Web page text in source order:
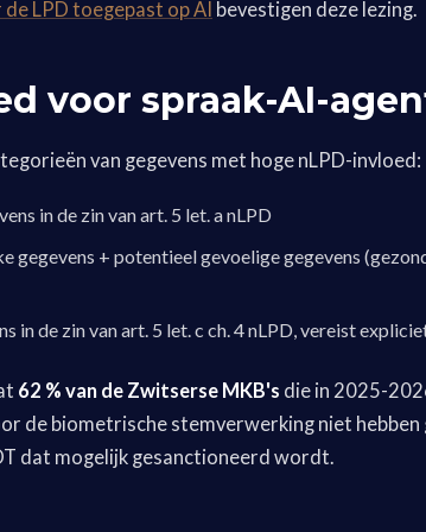
LPD toegepast op AI bevestigen deze lezing.
voor spraak-AI-
van gegevens met hoge nLPD-invloed:
in de zin van art. 5 let. a nLPD
gegevens + potentieel gevoelige gegevens
in de zin van art. 5 let. c ch. 4 nLPD, vereist
62 % van de Zwitserse MKB's die in 2025-
de biometrische stemverwerking niet
dat mogelijk gesanctioneerd wordt.